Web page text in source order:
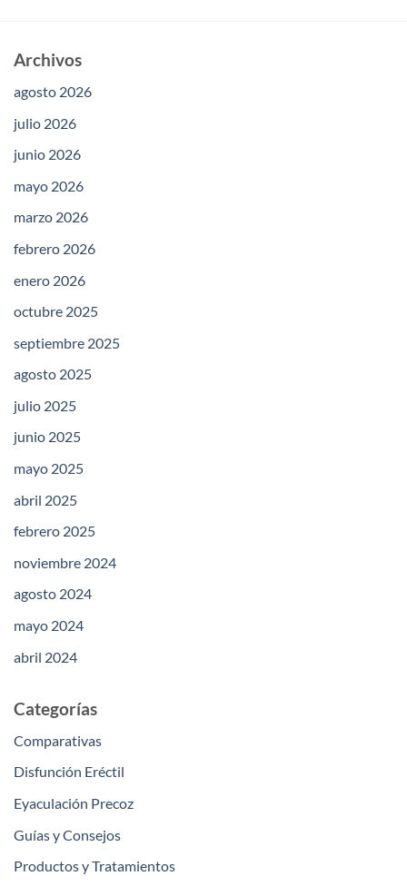
Archivos
agosto 2026
julio 2026
junio 2026
mayo 2026
marzo 2026
febrero 2026
enero 2026
octubre 2025
septiembre 2025
agosto 2025
julio 2025
junio 2025
mayo 2025
abril 2025
febrero 2025
noviembre 2024
agosto 2024
mayo 2024
abril 2024
Categorías
Comparativas
Disfunción Eréctil
Eyaculación Precoz
Guías y Consejos
Productos y Tratamientos